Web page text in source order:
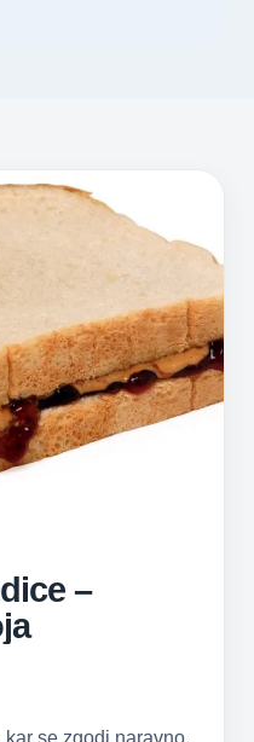
–
se zgodi naravno,